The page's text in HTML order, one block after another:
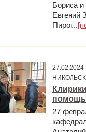
Бориса и
Евгений
Пирог...
27